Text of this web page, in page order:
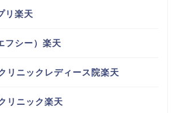
リ楽天
フシー）楽天
リニックレディース院楽天
リニック楽天